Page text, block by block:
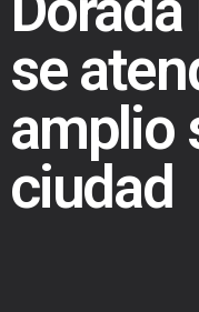
se
amplio
ciudad